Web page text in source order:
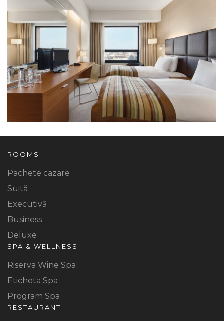
ROOMS
Pachete cazare
Suită
Executivă
Business
Deluxe
SPA & WELLNESS
Riserva Wine Spa
Eticheta Spa
Program Spa
RESTAURANT